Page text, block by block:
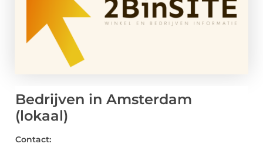
Bedrijven in Amsterdam
(lokaal)
Contact: